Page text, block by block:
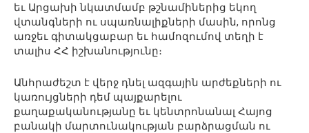
եւ Արցախի նկատմամբ թշնամիներից եկող
վտանգների ու սպառնալիքների մասին, որոնց
առջեւ գիտակցաբար եւ համոզումով տեղի է
տալիս ՀՀ իշխանությունը։
Անհրաժեշտ է վերջ դնել ազգային արժեքների ու
կառույցների դեմ պայքարելու
քաղաքականությանը եւ կենտրոնանալ Հայոց
բանակի մարտունակության բարձրացման ու